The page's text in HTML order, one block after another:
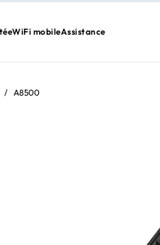
WiFi mobileAssistance
/ A8500